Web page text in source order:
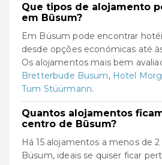
Que tipos de alojamento
em Büsum?
Em Büsum pode encontrar
desde opções económicas até
Os alojamentos mais bem
Bretterbude Busum, Hotel
Tum Stüürmann.
Quantos alojamentos
centro de Büsum?
Há 15 alojamentos a menos de
Büsum, ideais se quiser ficar